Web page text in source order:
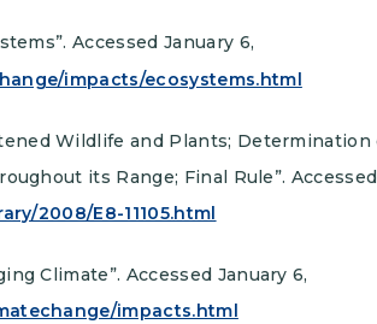
Accessed January 6,
impacts/ecosystems.html
Wildlife and Plants;
its Range; Final Rule”.
2008/E8-11105.html
Climate”. Accessed January 6,
impacts.html